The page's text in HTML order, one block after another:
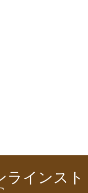
ラインスト